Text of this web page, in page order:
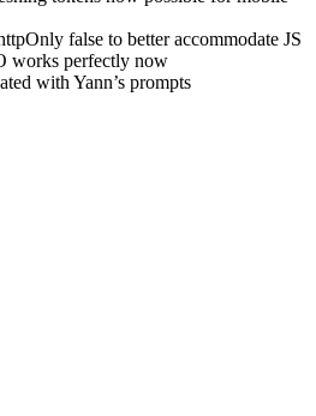
false to better accommodate JS
works perfectly now
with Yann’s prompts